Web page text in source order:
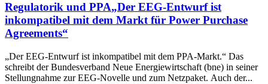
Regulatorik und PPA„Der EEG-Entwurf ist
inkompatibel mit dem Markt für Power Purchase
Agreements“
„Der EEG-Entwurf ist inkompatibel mit dem PPA-Markt.“ Das
schreibt der Bundesverband Neue Energiewirtschaft (bne) in seiner
Stellungnahme zur EEG-Novelle und zum Netzpaket. Auch der...